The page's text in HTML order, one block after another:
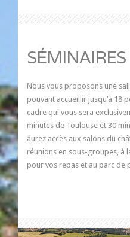
SÉMINAIRES
Nous vous proposons une
pouvant accueillir jusqu’à 18
cadre qui vous sera
minutes de Toulouse et 30
aurez accès aux salons du
réunions en sous-groupes, à
pour vos repas et au parc de